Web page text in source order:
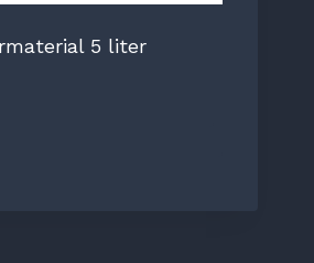
5 liter